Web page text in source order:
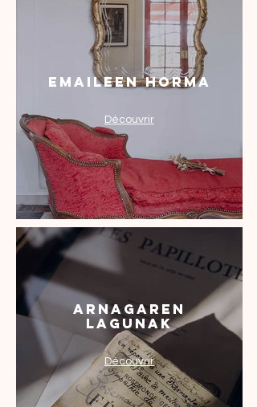
Emaileen Horma
Découvrir
ARNAGAREN
LAGUNAK
Découvrir